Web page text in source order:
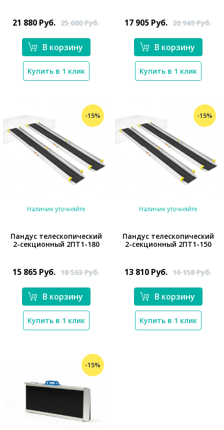
21 880 Руб. 25 600Руб.
В корзину
Купить в 1 клик
17 905 Руб. 20 949Руб.
В корзину
Купить в 1 клик
-15%
Наличие уточняйте
Пандус телескопический
2-секционный 2ПТ1-180
15 865 Руб. 18 563Руб.
В корзину
Купить в 1 клик
-15%
Наличие уточняйте
Пандус телескопический
2-секционный 2ПТ1-150
13 810 Руб. 16 158Руб.
В корзину
Купить в 1 клик
-15%